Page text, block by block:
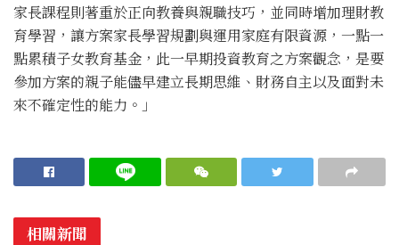
家長課程則著重於正向教養與親職技巧，並同時增加理財教
育學習，讓方案家長學習規劃與運用家庭有限資源，一點一
點累積子女教育基金，此一早期投資教育之方案觀念，是要
參加方案的親子能儘早建立長期思維、財務自主以及面對未
來不確定性的能力。」
相關新聞